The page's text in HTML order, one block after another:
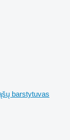
barstytuvas